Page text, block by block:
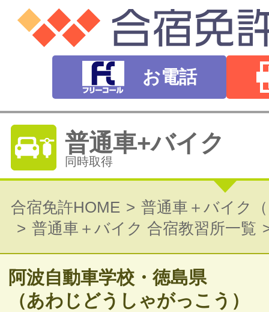
お電話
普通車+バイク
同時取得
普通自動車免許
オートマ（AT）・マニュアル（MT）
バイク免許
普通二輪（中型二輪）・大型二輪
合宿免許HOME
普通車＋バイク
普通車＋バイク 合宿教習所一覧
阿波自動車学校・徳島県
（あわじどうしゃがっこう）